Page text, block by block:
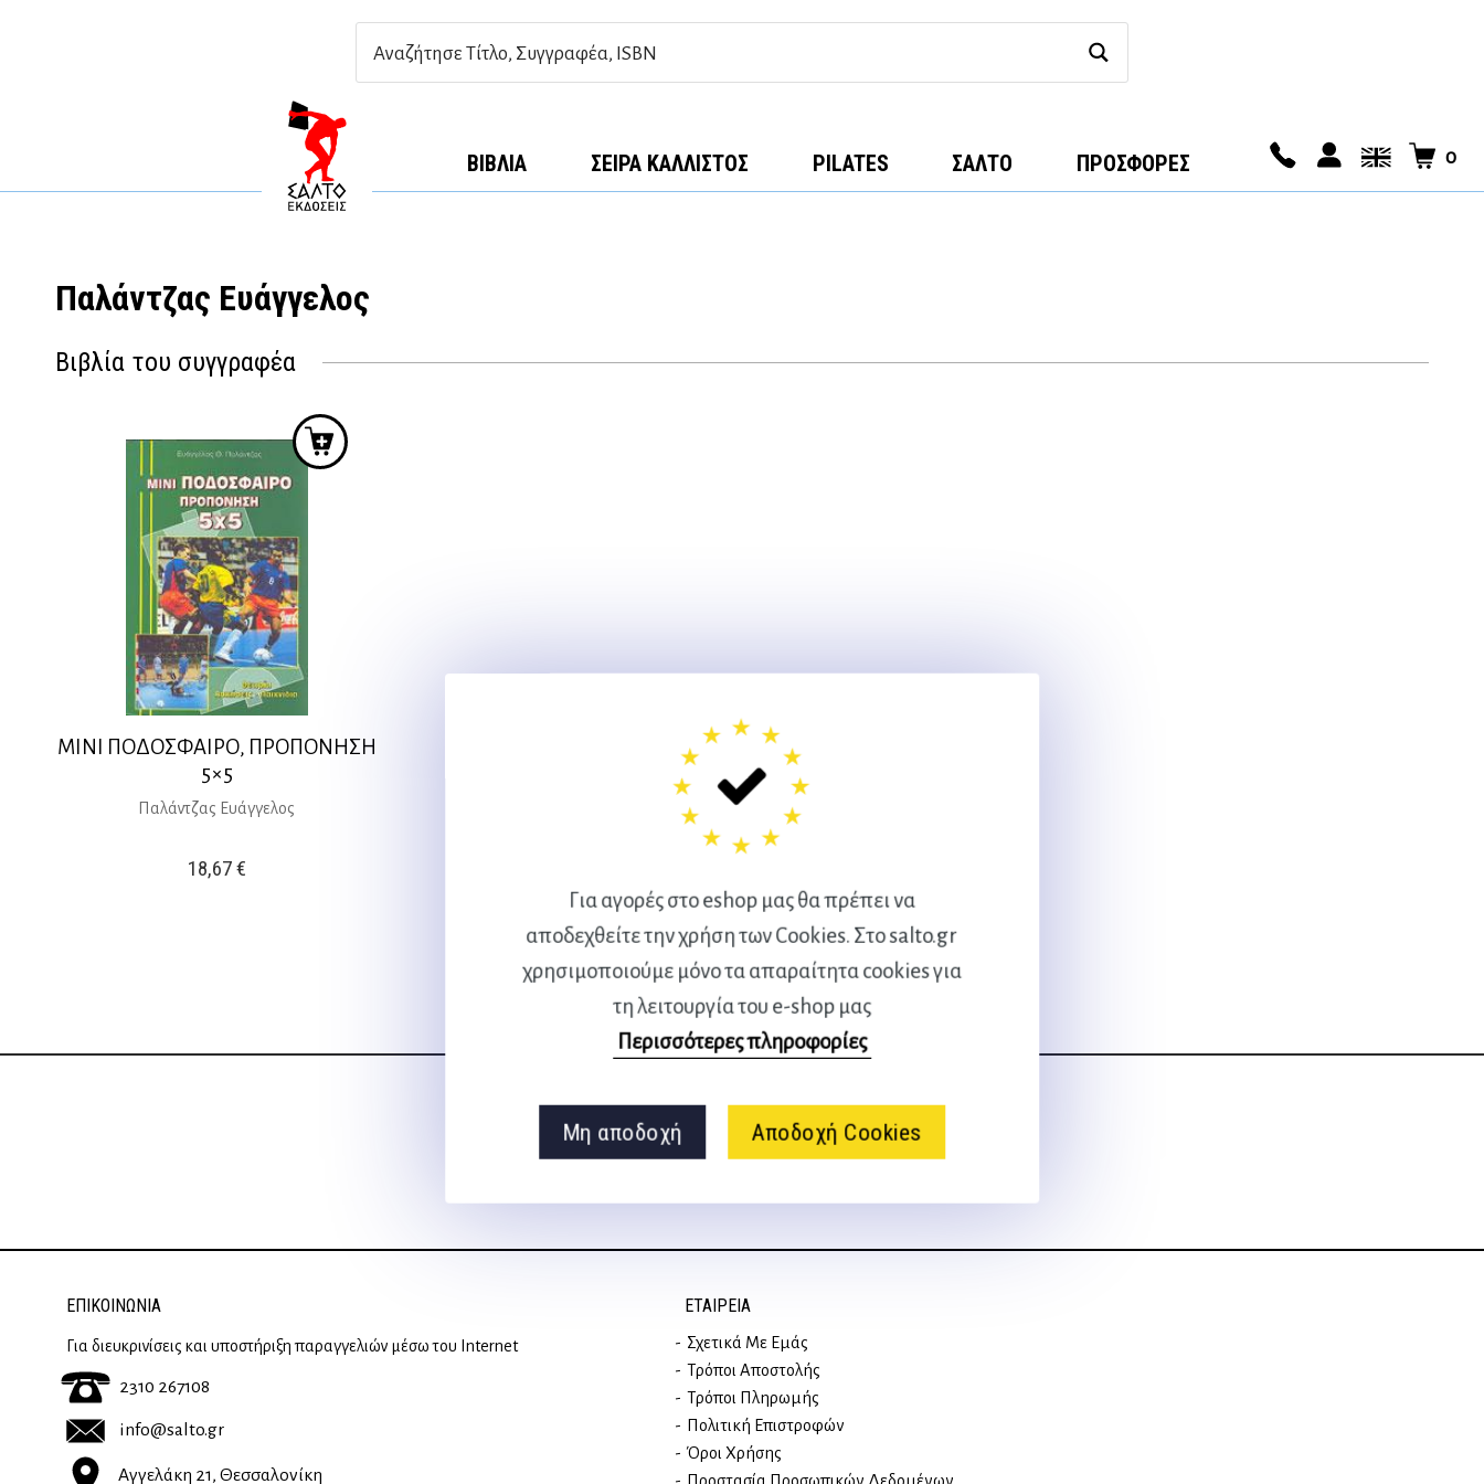
Για αγορές στο eshop μας θα πρέπει να
αποδεχθείτε την χρήση των Cookies. Στο salto.gr
χρησιμοποιούμε μόνο τα απαραίτητα cookies για
τη λειτουργία του e-shop μας
Περισσότερες πληροφορίες
Μη αποδοχή Αποδοχή Cookies
ΒΙΒΛΊΑ ΣΕΙΡΆ ΚΆΛΛΙΣΤΟΣ PILATES ΣΑΛΤΟ ΠΡΟΣΦΟΡΕΣ 0
Παλάντζας Ευάγγελος
Βιβλία του συγγραφέα
ΜΙΝΙ ΠΟΔΟΣΦΑΙΡΟ, ΠΡΟΠΟΝΗΣΗ
5×5
Παλάντζας Ευάγγελος
18,67€
Ακολουθήστε μας
ΕΠΙΚΟΙΝΩΝΊΑ
Για διευκρινίσεις και υποστήριξη παραγγελιών μέσω του Internet
2310 267108
info@salto.gr
Αγγελάκη 21, Θεσσαλονίκη
ΕΤΑΙΡΕΊΑ
Σχετικά Με Εμάς
Τρόποι Αποστολής
Τρόποι Πληρωμής
Πολιτική Επιστροφών
Όροι Χρήσης
Προστασία Προσωπικών Δεδομένων